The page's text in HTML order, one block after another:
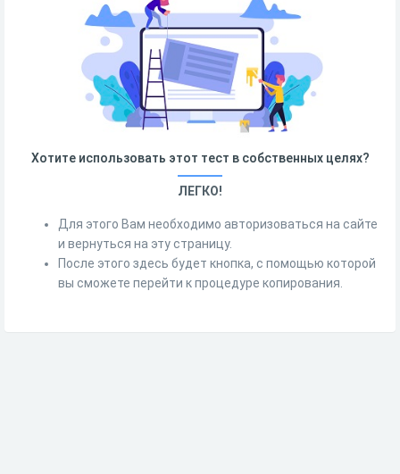
Хотите использовать этот тест в собственных целях?
ЛЕГКО!
Для этого Вам необходимо авторизоваться на сайте
и вернуться на эту страницу.
После этого здесь будет кнопка, с помощью которой
вы сможете перейти к процедуре копирования.